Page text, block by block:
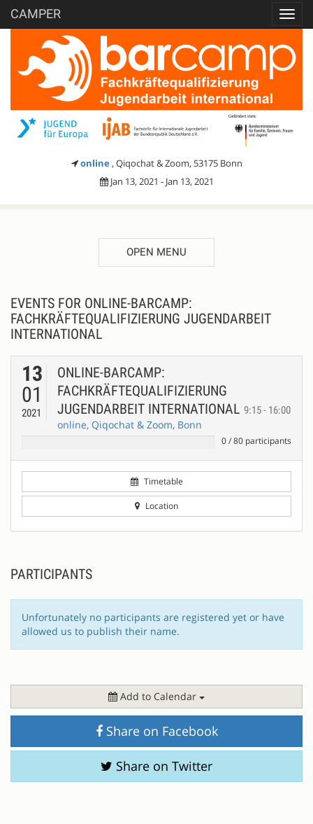
CAMPER
online , Qiqochat & Zoom, 53175 Bonn
Jan 13, 2021 - Jan 13, 2021
OPEN MENU
EVENTS FOR ONLINE-BARCAMP:
FACHKRÄFTEQUALIFIZIERUNG JUGENDARBEIT
INTERNATIONAL
13
01
2021
ONLINE-BARCAMP:
FACHKRÄFTEQUALIFIZIERUNG
JUGENDARBEIT INTERNATIONAL 9:15 - 16:00
online, Qiqochat & Zoom, Bonn
0/80 participants
Timetable
Location
PARTICIPANTS
Unfortunately no participants are registered yet or have
allowed us to publish their name.
Add to Calendar
Share on Facebook
Share on Twitter